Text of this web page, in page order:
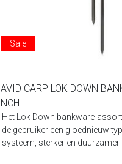
Sale
AVID CARP LOK DOWN
NCH
Het Lok Down bankware-
de gebruiker een gloednieuw
systeem, sterker en duurzamer